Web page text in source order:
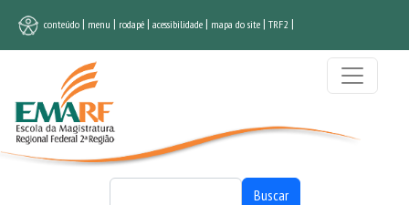
conteúdo | menu | rodapé | acessibilidade | mapa do site | TRF2 |
Buscar